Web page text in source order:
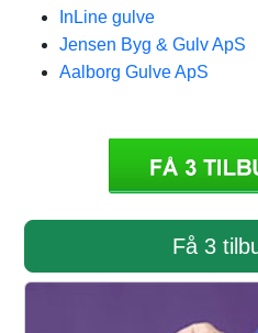
InLine gulve
Jensen Byg & Gulv ApS
Aalborg Gulve ApS
Få 3